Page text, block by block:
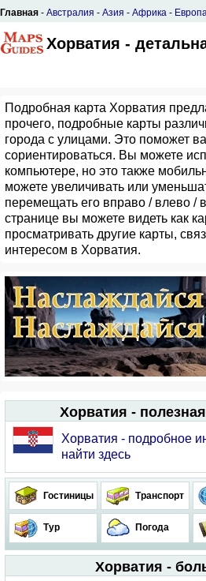
Главная - Австралия - Азия - Африка -
Хорватия -
Подробная карта Хорватия
прочего, подробные карты
города с улицами. Это поможет
сориентироваться. Вы можете
компьютере, но это также
можете увеличивать или
перемещать его вправо / влево /
странице вы можете видеть как
просматривать другие карты,
интересом в Хорватия.
Хорватия -
Хорватия - подробное
найти здесь
Гостиницы Транспорт
Тур Погода
Хорватия -